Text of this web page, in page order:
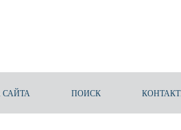
САЙТА ПОИСК